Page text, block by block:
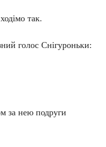
так.
голос Снігуроньки:
за нею подруги